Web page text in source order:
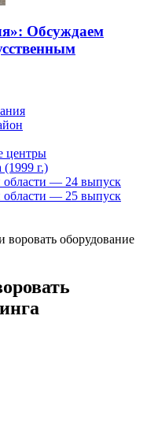
Обсуждаем
центры
г.)
области — 24 выпуск
области — 25 выпуск
воровать оборудование